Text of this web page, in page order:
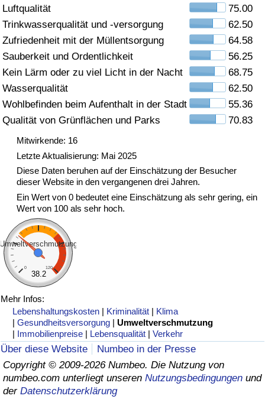
Luftqualität
75.00
Trinkwasserqualität und -versorgung
62.50
Zufriedenheit mit der Müllentsorgung
64.58
Sauberkeit und Ordentlichkeit
56.25
Kein Lärm oder zu viel Licht in der Nacht
68.75
Wasserqualität
62.50
Wohlbefinden beim Aufenthalt in der Stadt
55.36
Qualität von Grünflächen und Parks
70.83
Mitwirkende: 16
Letzte Aktualisierung: Mai 2025
Diese Daten beruhen auf der Einschätzung der Besucher
dieser Website in den vergangenen drei Jahren.
Ein Wert von 0 bedeutet eine Einschätzung als sehr gering, ein
Wert von 100 als sehr hoch.
Umweltverschmutzung
0 120
38.2
Mehr Infos:
Lebenshaltungskosten | Kriminalität | Klima
|Gesundheitsversorgung |Umweltverschmutzung
| Immobilienpreise | Lebensqualität |Verkehr
Über diese Website
Numbeo in der Presse
Copyright © 2009-2026 Numbeo. Die Nutzung von
numbeo.com unterliegt unseren Nutzungsbedingungen und
der Datenschutzerklärung
Umweltverschmutzung
Umweltverschmutzungs-Index (aktuell)
Verschmutzungsindex
Umweltverschmutzungs-Index nach Land
Verkehrs-Index
Verkehrs-Index (aktuell)
Verkehrs-Index nach Land